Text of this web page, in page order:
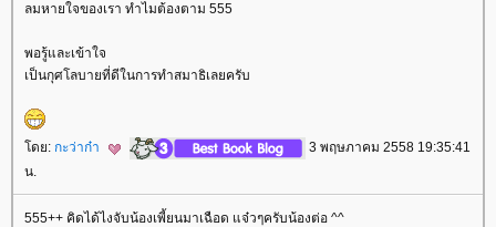
ลมหายใจของเรา ทำไมต้องตาม 555
พอรู้และเข้าใจ
เป็นกุศโลบายที่ดีในการทำสมาธิเลยครับ
ดย: กะว่าก๋า
3 พฤษภาคม 2558 19:35:41
น.
555++ คิดได้ไงจับน้องเพี้ยนมาเฉือด แจ๋วๆครับน้องต่อ ^^